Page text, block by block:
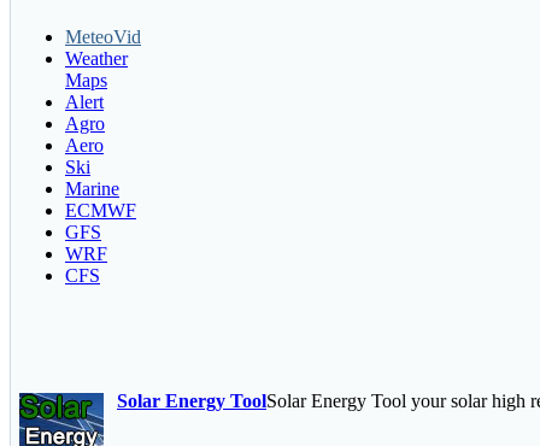
MeteoVid
Weather
Maps
Alert
Agro
Aero
Ski
Marine
ECMWF
GFS
WRF
CFS
Solar Energy ToolSolar Energy Tool your solar high